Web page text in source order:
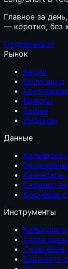
Главное за
— коротко, без
Подписаться
Рынок
Акции
Облигации
Валюты
Сырьё
Индексы
Данные
Календарь
Календарь
Скринер
Ключевая
Инструменты
Карта
Сравнение
Барометр